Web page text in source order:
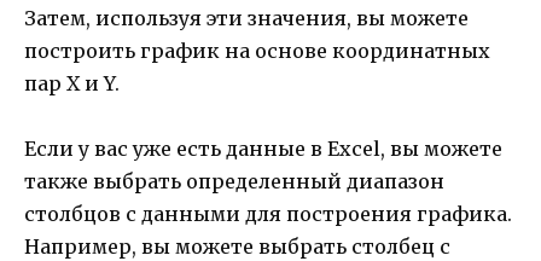
Затем, используя эти значения, вы можете
построить график на основе координатных
пар X и Y.
Если у вас уже есть данные в Excel, вы можете
также выбрать определенный диапазон
столбцов с данными для построения графика.
Например, вы можете выбрать столбец с